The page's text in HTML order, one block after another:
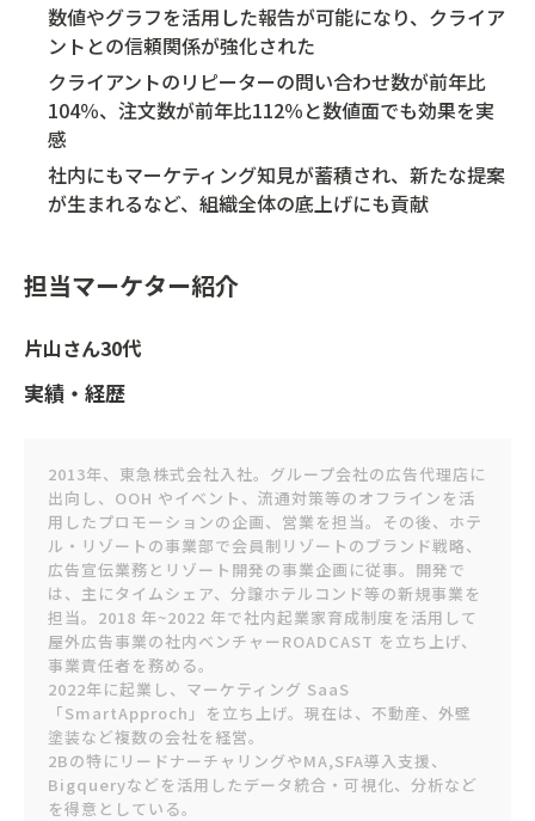
数値やグラフを活用した報告が可能になり、クライア
ントとの信頼関係が強化された
クライアントのリピーターの問い合わせ数が前年比
104％、注文数が前年比112％と数値面でも効果を実
感
社内にもマーケティング知見が蓄積され、新たな提案
が生まれるなど、組織全体の底上げにも貢献
担当マーケター紹介
片山さん30代
実績・経歴
2013年、東急株式会社入社。グループ会社の広告代理店に
出向し、OOH やイベント、流通対策等のオフラインを活
用したプロモーションの企画、営業を担当。その後、ホテ
ル・リゾートの事業部で会員制リゾートのブランド戦略、
広告宣伝業務とリゾート開発の事業企画に従事。開発で
は、主にタイムシェア、分譲ホテルコンド等の新規事業を
担当。2018 年~2022 年で社内起業家育成制度を活用して
屋外広告事業の社内ベンチャーROADCAST を立ち上げ、
事業責任者を務める。
2022年に起業し、マーケティング SaaS
「SmartApproch」を立ち上げ。現在は、不動産、外壁
塗装など複数の会社を経営。
2Bの特にリードナーチャリングやMA,SFA導入支援、
Bigqueryなどを活用したデータ統合・可視化、分析など
を得意としている。